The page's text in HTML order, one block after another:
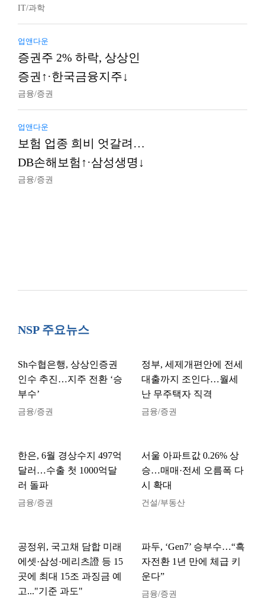
IT/과학
업앤다운
증권주 2% 하락, 상상인
증권↑·한국금융지주↓
금융/증권
업앤다운
보험 업종 희비 엇갈려…
DB손해보험↑·삼성생명↓
금융/증권
NSP 주요뉴스
Sh수협은행, 상상인증권
인수 추진…지주 전환 ‘승
부수’
금융/증권
정부, 세제개편안에 전세
대출까지 조인다…월세
난 무주택자 직격
금융/증권
한은, 6월 경상수지 497억
달러…수출 첫 1000억달
러 돌파
금융/증권
서울 아파트값 0.26% 상
승…매매·전세 오름폭 다
시 확대
건설/부동산
공정위, 국고채 담합 미래
에셋·삼성·메리츠證 등 15
곳에 최대 15조 과징금 예
고..."기준 과도"
파두, ‘Gen7’ 승부수…“흑
자전환 1년 만에 체급 키
운다”
금융/증권